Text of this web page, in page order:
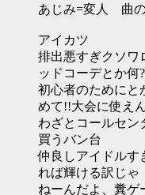
あじみ=変人 曲
アイカツ
排出悪すぎクソ
ッドコーデとか何?
初心者のためにと
めて!!大会に使え
わざとコールセン
買うバン台
仲良しアイドルす
れば輝ける訳じゃ
ねーんだよ、糞ゲ